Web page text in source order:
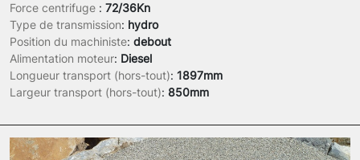
Force centrifuge : 72/36Kn
Type de transmission: hydro
Position du machiniste: debout
Alimentation moteur: Diesel
Longueur transport (hors-tout): 1897mm
Largeur transport (hors-tout): 850mm